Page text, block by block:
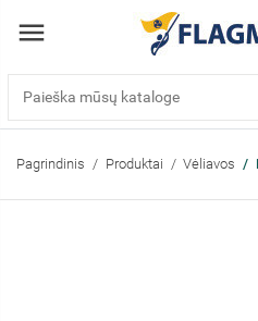
Pagrindinis Produktai Vėliavos